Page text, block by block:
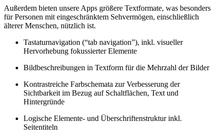
Außerdem bieten unsere Apps größere Textformate, was besonders
für Personen mit eingeschränktem Sehvermögen, einschließlich
älterer Menschen, nützlich ist.
Tastaturnavigation (“tab navigation”), inkl. visueller
Hervorhebung fokussierter Elemente
Bildbeschreibungen in Textform für die Mehrzahl der Bilder
Kontrastreiche Farbschemata zur Verbesserung der
Sichtbarkeit im Bezug auf Schaltflächen, Text und
Hintergründe
Logische Elemente- und Überschriftenstruktur inkl.
Seitentiteln